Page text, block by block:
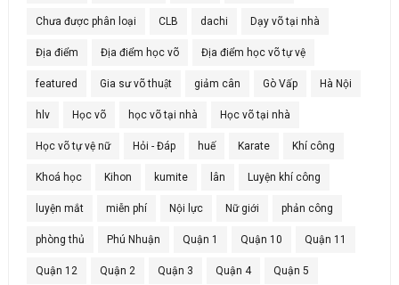
Chưa được phân loại CLB dachi Dạy võ tại nhà
Địa điểm Địa điểm học võ Địa điểm học võ tự vệ
featured Gia sư võ thuật giảm cân Gò Vấp Hà Nội
hlv Học võ học võ tại nhà Học võ tại nhà
Học võ tự vệ nữ Hỏi - Đáp huế Karate Khí công
Khoá học Kihon kumite lân Luyện khí công
luyện mắt miễn phí Nội lực Nữ giới phản công
phòng thủ Phú Nhuận Quận 1 Quận 10 Quận 11
Quận 12 Quận 2 Quận 3 Quận 4 Quận 5